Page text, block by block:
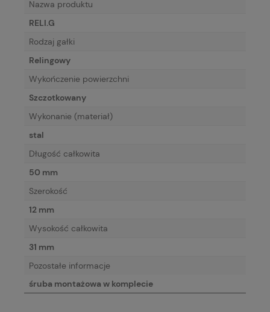
Nazwa produktu
RELI.G
Rodzaj gałki
Relingowy
Wykończenie powierzchni
Szczotkowany
Wykonanie (materiał)
stal
Długość całkowita
50 mm
Szerokość
12 mm
Wysokość całkowita
31 mm
Pozostałe informacje
śruba montażowa w komplecie